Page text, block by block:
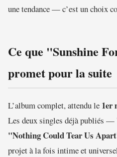
une tendance — c’est un choix
Ce que "Sunshine
promet pour la suite
L’album complet, attendu le 1er
Les deux singles déjà publiés —
"Nothing Could Tear Us
projet à la fois intime et